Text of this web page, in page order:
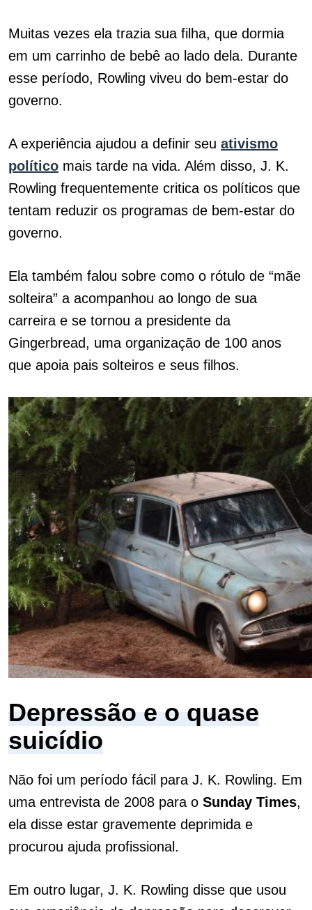
Muitas vezes ela trazia sua filha, que dormia
em um carrinho de bebê ao lado dela. Durante
esse período, Rowling viveu do bem-estar do
governo.
A experiência ajudou a definir seu ativismo
político mais tarde na vida. Além disso, J. K.
Rowling frequentemente critica os políticos que
tentam reduzir os programas de bem-estar do
governo.
Ela também falou sobre como o rótulo de “mãe
solteira” a acompanhou ao longo de sua
carreira e se tornou a presidente da
Gingerbread, uma organização de 100 anos
que apoia pais solteiros e seus filhos.
Depressão e o quase
suicídio
Não foi um período fácil para J. K. Rowling. Em
uma entrevista de 2008 para o Sunday Times,
ela disse estar gravemente deprimida e
procurou ajuda profissional.
Em outro lugar, J. K. Rowling disse que usou